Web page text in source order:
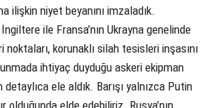
ilişkin niyet beyanını imzaladık.
ile Fransa’nın Ukrayna genelinde
noktaları, korunaklı silah tesisleri inşasını
ihtiyaç duyduğu askeri ekipman
ele aldık. Barışı yalnızca Putin
olduğunda elde edebiliriz. Rusya’nın